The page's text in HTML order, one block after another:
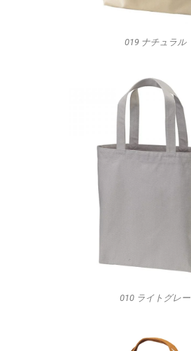
019 ナチュラル
010 ライトグレー